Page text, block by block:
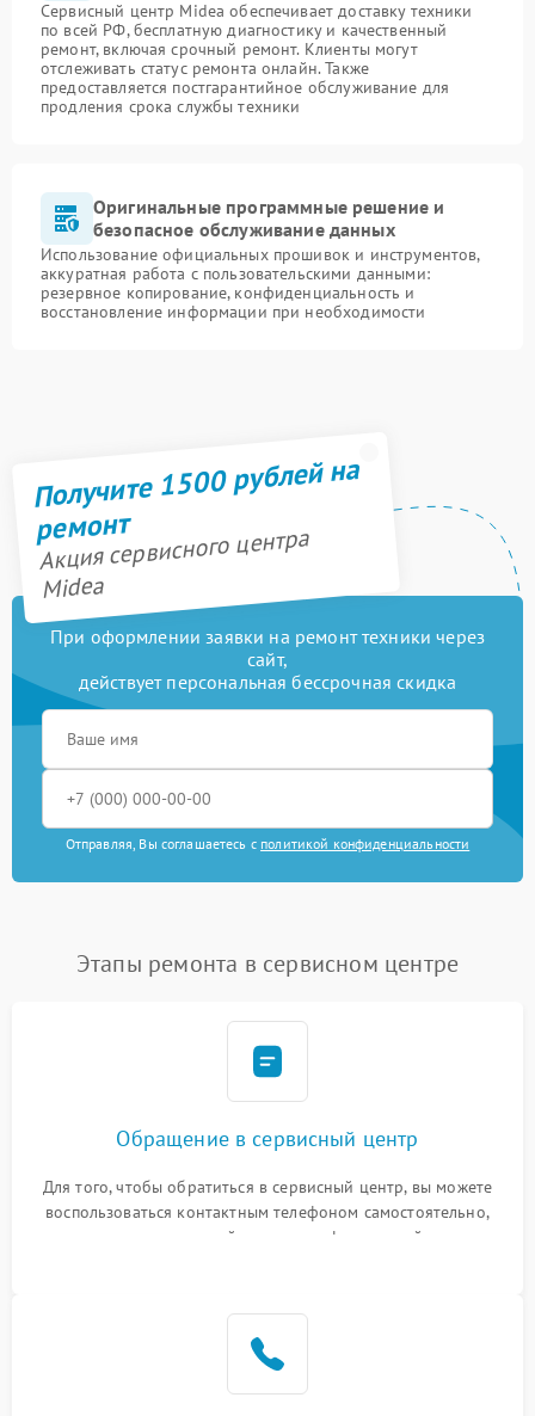
Сервисный центр Midea обеспечивает доставку техники
по всей РФ, бесплатную диагностику и качественный
ремонт, включая срочный ремонт. Клиенты могут
отслеживать статус ремонта онлайн. Также
предоставляется постгарантийное обслуживание для
продления срока службы техники
Оригинальные программные решение и
безопасное обслуживание данных
Использование официальных прошивок и инструментов,
аккуратная работа с пользовательскими данными:
резервное копирование, конфиденциальность и
восстановление информации при необходимости
Получите 1500 рублей на
ремонт
Акция сервисного центра
Midea
При оформлении заявки на ремонт техники через
сайт,
действует персональная бессрочная скидка
Отправляя, Вы соглашаетесь с политикой конфиденциальности
Этапы ремонта в сервисном центре
Обращение в сервисный центр
Для того, чтобы обратиться в сервисный центр, вы можете
воспользоваться контактным телефоном самостоятельно,
или оставить свой номер телефона на сайте